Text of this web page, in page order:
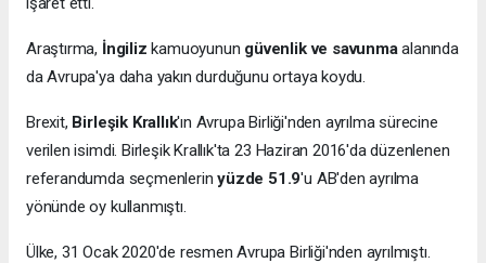
Araştırma, İngilizkamuoyunun güvenlik ve savunmaalanında
da Avrupa'ya daha yakın durduğunu ortaya koydu.
Brexit, Birleşik Krallık'ın Avrupa Birliği'nden ayrılma sürecine
verilen isimdi. Birleşik Krallık'ta 23 Haziran 2016'da düzenlenen
referandumda seçmenlerinyüzde 51.9'u AB'den ayrılma
yönünde oy kullanmıştı.
Ülke, 31 Ocak 2020'de resmen Avrupa Birliği'nden ayrılmıştı.